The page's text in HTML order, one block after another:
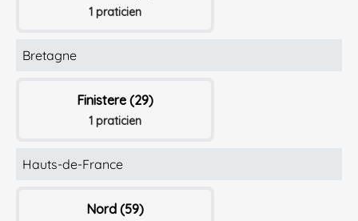
1 praticien
Bretagne
Finistere (29)
1 praticien
Hauts-de-France
Nord (59)